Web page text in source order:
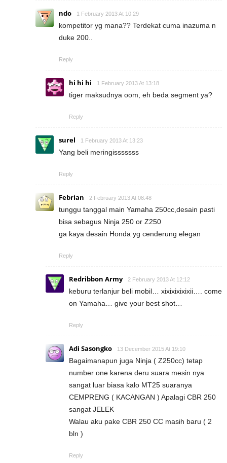
ndo 1 February 2013 At 10:29
kompetitor yg mana?? Terdekat cuma inazuma n
duke 200..
Reply
hi hi hi 1 February 2013 At 13:18
tiger maksudnya oom, eh beda segment ya?
Reply
surel 1 February 2013 At 13:23
Yang beli meringisssssss
Reply
Febrian 2 February 2013 At 08:48
tunggu tanggal main Yamaha 250cc,desain pasti
bisa sebagus Ninja 250 or Z250
ga kaya desain Honda yg cenderung elegan
Reply
Redribbon Army 2 February 2013 At 12:12
keburu terlanjur beli mobil… xixixixixixii…. come
on Yamaha… give your best shot…
Reply
Adi Sasongko 13 December 2015 At 19:10
Bagaimanapun juga Ninja ( Z250cc) tetap
number one karena deru suara mesin nya
sangat luar biasa kalo MT25 suaranya
CEMPRENG ( KACANGAN ) Apalagi CBR 250
sangat JELEK
Walau aku pake CBR 250 CC masih baru ( 2
bln )
Reply